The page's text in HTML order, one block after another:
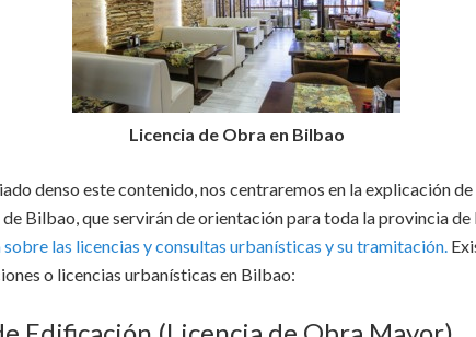
Licencia de Obra en Bilbao
denso este contenido, nos centraremos en la explicación
Bilbao, que servirán de orientación para toda la provincia de
las licencias y consultas urbanísticas y su tramitación.
o licencias urbanísticas en Bilbao: